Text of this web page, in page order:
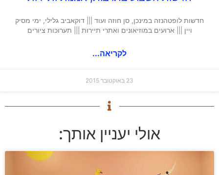
חדשות לופטהנזה במינכן, סן חוזה ועוד ||| דוקאביב גלילי, ימי מסיק
ויין ||| ארועים במוזיאונים ואתרי תיירות ||| תערוכות ציורים
לקריאה...
23 באוקטובר 2015
אולי יעניין אותך: